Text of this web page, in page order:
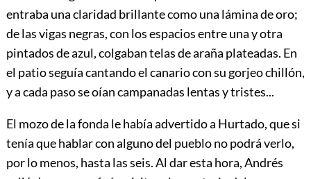
entraba una claridad brillante como una lámina de oro;
de las vigas negras, con los espacios entre una y otra
pintados de azul, colgaban telas de araña plateadas. En
el patio seguía cantando el canario con su gorjeo chillón,
y a cada paso se oían campanadas lentas y tristes...
El mozo de la fonda le había advertido a Hurtado,que si
tenía que hablar con alguno del pueblo no podrá verlo,
por lo menos, hasta las seis. Al dar esta hora, Andrés